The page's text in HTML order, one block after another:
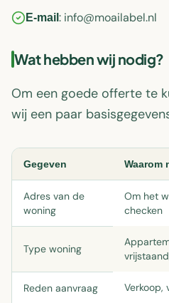
E-mail : info@moailabel.nl
Wat hebben wij nodig?
Om een goede offerte te
wij een paar
Gegeven Waarom
Adres van de
woning
Om het
checken
Type woning
Reden aanvraag Verkoop,